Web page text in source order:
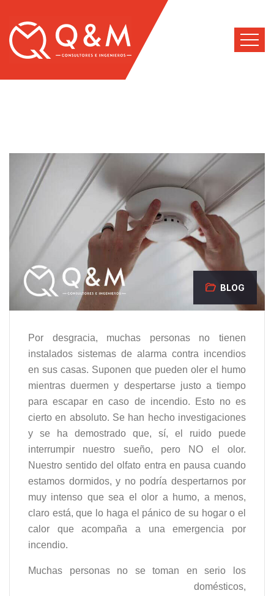
BLOG
Por desgracia, muchas personas no tienen
instalados sistemas de alarma contra incendios
en sus casas. Suponen que pueden oler el humo
mientras duermen y despertarse justo a tiempo
para escapar en caso de incendio. Esto no es
cierto en absoluto. Se han hecho investigaciones
y se ha demostrado que, sí, el ruido puede
interrumpir nuestro sueño, pero NO el olor.
Nuestro sentido del olfato entra en pausa cuando
estamos dormidos, y no podría despertarnos por
muy intenso que sea el olor a humo, a menos,
claro está, que lo haga el pánico de su hogar o el
calor que acompaña a una emergencia por
incendio.
Muchas personas no se toman en serio los
domésticos,